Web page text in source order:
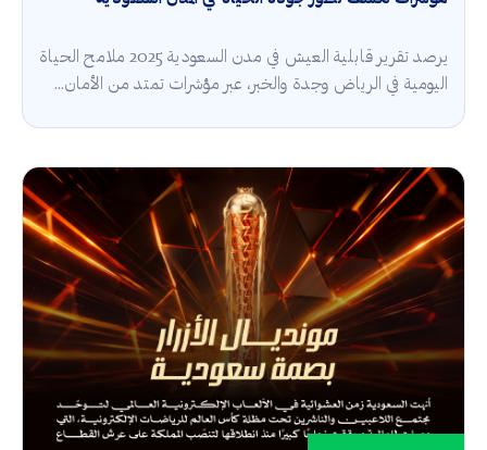
يرصد تقرير قابلية العيش في مدن السعودية 2025 ملامح الحياة
اليومية في الرياض وجدة والخبر، عبر مؤشرات تمتد من الأمان...